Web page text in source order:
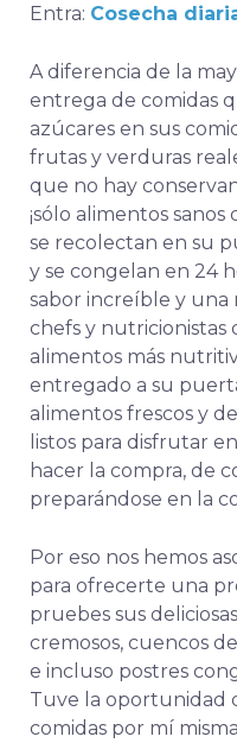
Entra: Cosecha
A diferencia de la
entrega de comidas
azúcares en sus
frutas y verduras
que no hay
¡sólo alimentos sanos
se recolectan en su
y se congelan en 24
sabor increíble y una
chefs y nutricionistas
alimentos más
entregado a su
alimentos frescos y
listos para disfrutar
hacer la compra, de
preparándose en la
Por eso nos hemos
para ofrecerte una
pruebes sus
cremosos, cuencos
e incluso postres
Tuve la oportunidad
comidas por mí